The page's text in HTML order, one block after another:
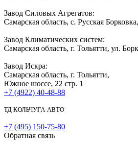
Завод Силовых Агрегатов:
Самарская область, с. Русская
Завод Климатических систем:
Самарская область, г. Тольятти, ул.
Завод Искра:
Самарская область, г. Тольятти,
Южное шоссе, 22 стр. 1
+7 (4922) 40-48-88
ТД КОЛЬЧУГА-АВТО
+7 (495) 150-75-80
Обратная связь